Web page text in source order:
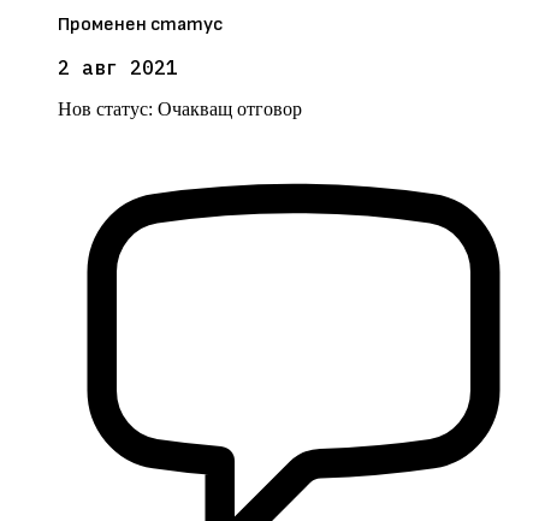
Променен статус
2 авг 2021
Нов статус: Очакващ отговор